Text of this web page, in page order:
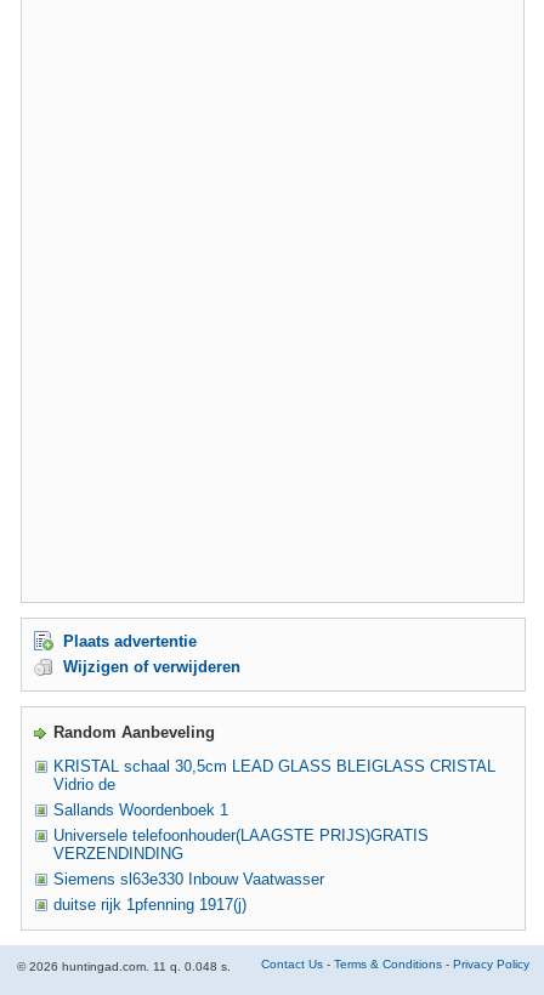
Plaats advertentie
Wijzigen of verwijderen
Random Aanbeveling
KRISTAL schaal 30,5cm LEAD GLASS BLEIGLASS CRISTAL
Vidrio de
Sallands Woordenboek 1
Universele telefoonhouder(LAAGSTE PRIJS)GRATIS
VERZENDINDING
Siemens sl63e330 Inbouw Vaatwasser
duitse rijk 1pfenning 1917(j)
© 2026 huntingad.com. 11 q. 0.048 s. Contact Us - Terms & Conditions - Privacy Policy